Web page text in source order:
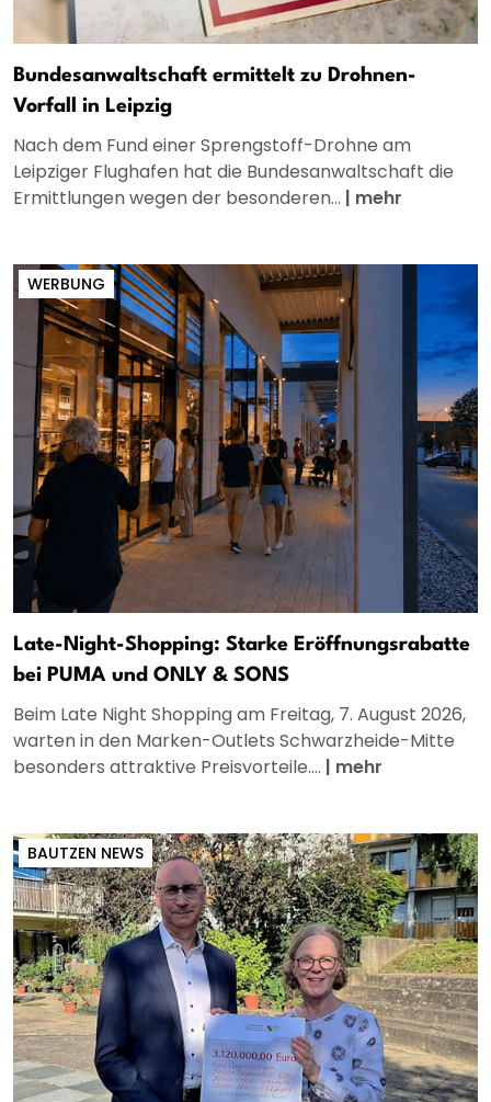
Bundesanwaltschaft ermittelt zu Drohnen-
Vorfall in Leipzig
Nach dem Fund einer Sprengstoff-Drohne am
Leipziger Flughafen hat die Bundesanwaltschaft die
Ermittlungen wegen der besonderen... | mehr
WERBUNG
Late-Night-Shopping: Starke Eröffnungsrabatte
bei PUMA und ONLY & SONS
Beim Late Night Shopping am Freitag, 7. August 2026,
warten in den Marken-Outlets Schwarzheide-Mitte
besonders attraktive Preisvorteile.... | mehr
BAUTZEN NEWS